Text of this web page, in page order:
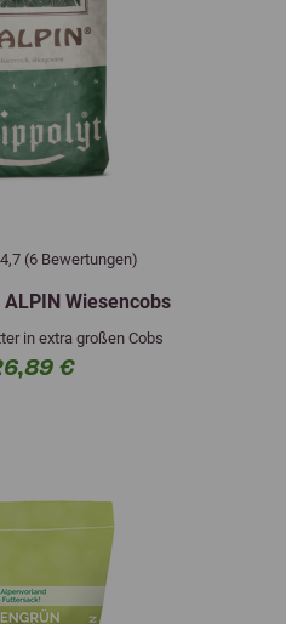
4,7 (6 Bewertungen)
Wiesencobs
in extra großen Cobs
€